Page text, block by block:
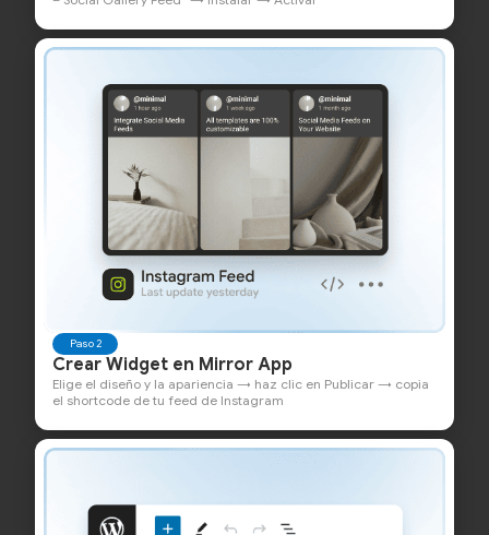
Paso 2
Crear Widget en Mirror App
Elige el diseño y la apariencia → haz clic en Publicar → copia
el shortcode de tu feed de Instagram